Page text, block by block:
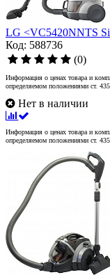
LG <VC5420NNTS
Код: 588736
(0)
Информация о ценах товара и
определяемом положениями ст.
Нет в наличии
Информация о ценах товара и
определяемом положениями ст.